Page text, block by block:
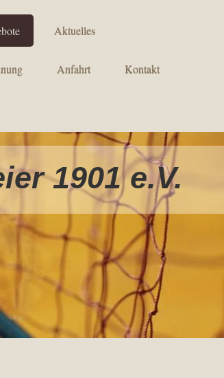
Aktuelles
Anfahrt Kontakt
1901 e.V.